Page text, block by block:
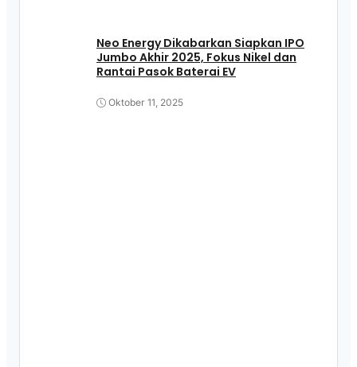
Neo Energy Dikabarkan Siapkan IPO
Jumbo Akhir 2025, Fokus Nikel dan
Rantai Pasok Baterai EV
Oktober 11, 2025